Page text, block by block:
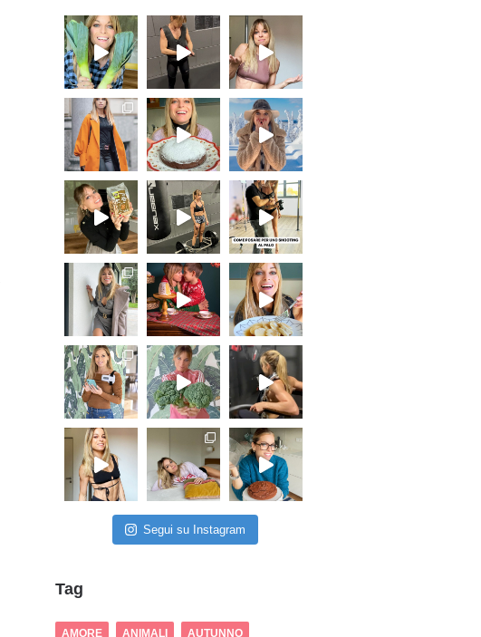
Segui su Instagram
Tag
AMORE ANIMALI AUTUNNO